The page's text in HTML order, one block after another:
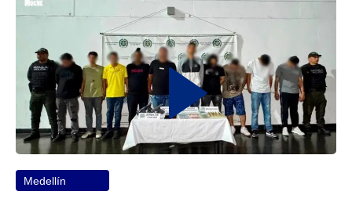
Medellín